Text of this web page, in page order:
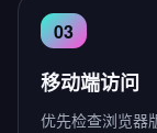
移动端访问
优先检查浏览器